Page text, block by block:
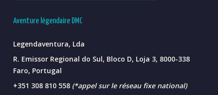
Aventure légendaire DMC
Legendaventura, Lda
R. Emissor Regional do Sul, Bloco D, Loja 3, 8000-338
Faro, Portugal
+351 308 810 558 (*appel sur le réseau fixe national)